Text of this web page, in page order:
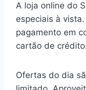
A loja online do
especiais à
pagamento em
cartão de
Ofertas do dia